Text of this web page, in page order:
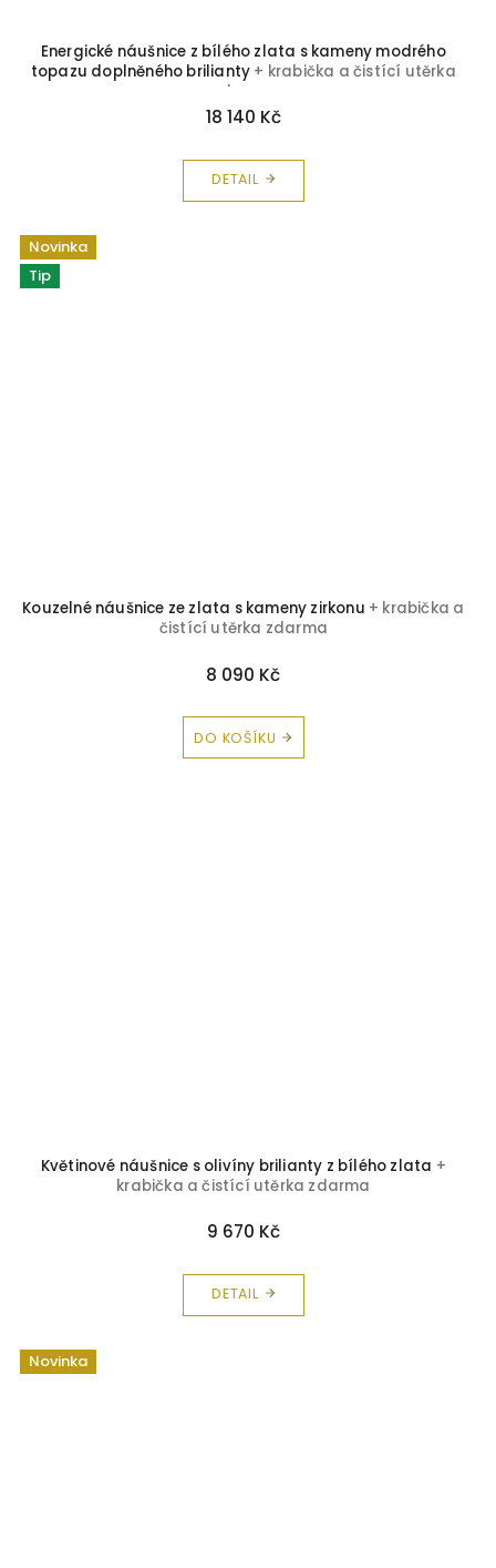
Energické náušnice z bílého zlata s kameny modrého
topazu doplněného brilianty + krabička a čistící utěrka
zdarma
18 140 Kč
DETAIL
Novinka
Tip
Kouzelné náušnice ze zlata s kameny zirkonu + krabička a
čistící utěrka zdarma
8 090 Kč
DO KOŠÍKU
Květinové náušnice s olivíny brilianty z bílého zlata +
krabička a čistící utěrka zdarma
9 670 Kč
DETAIL
Novinka